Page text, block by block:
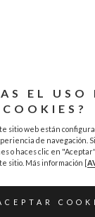
EL USO
COOKIES?
sitio web están
de navegación.
o haces clic en
sitio. Más información [
CASAS PRECIOS
SL | Casa Rural Categoría Superior CR-HU-